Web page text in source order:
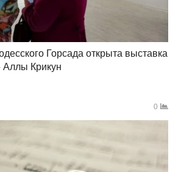
Горсада открыта выставка
Аллы Крикун
0